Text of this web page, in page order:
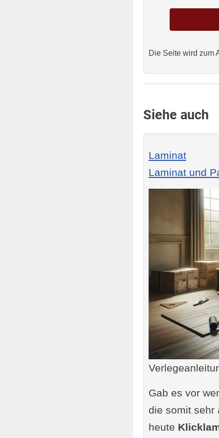
Die Seite wird zum
Siehe auch
Laminat
Laminat und
Gab es vor
die somit sehr
heute